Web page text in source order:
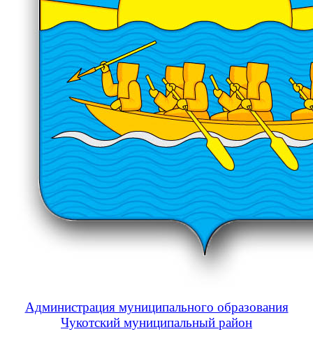
Администрация муниципального образования
Чукотский муниципальный район